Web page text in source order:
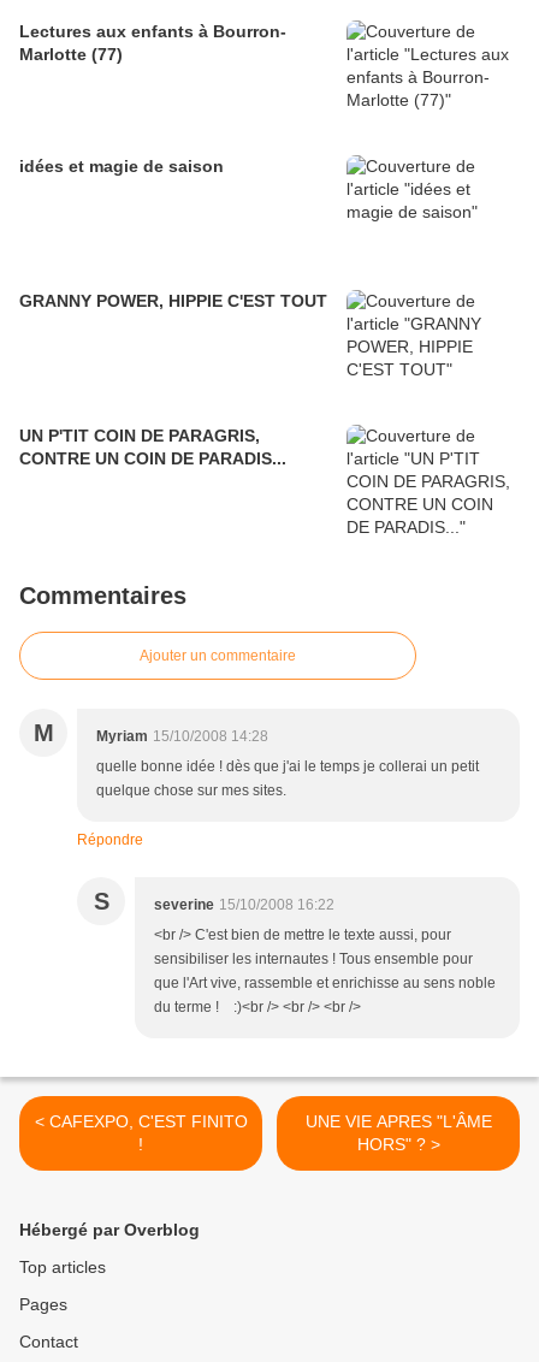
Lectures aux enfants à Bourron-
Marlotte (77)
idées et magie de saison
GRANNY POWER, HIPPIE C'EST TOUT
UN P'TIT COIN DE PARAGRIS,
CONTRE UN COIN DE PARADIS...
Commentaires
Ajouter un commentaire
M Myriam 15/10/2008 14:28
quelle bonne idée ! dès que j'ai le temps je collerai un petit
quelque chose sur mes sites.
Répondre
S severine 15/10/2008 16:22
<br /> C'est bien de mettre le texte aussi, pour
sensibiliser les internautes ! Tous ensemble pour
que l'Art vive, rassemble et enrichisse au sens noble
du terme ! :)<br /> <br /> <br />
< CAFEXPO, C'EST FINITO
!
UNE VIE APRES "L'ÂME
HORS" ? >
Hébergé par Overblog
Top articles
Pages
Contact